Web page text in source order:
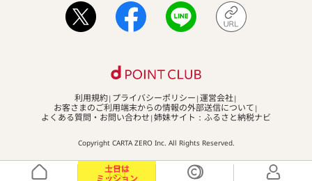
利用規約 プライバシーポリシー 運営会社
お客さまのご利用端末からの情報の外部送信について
よくある質問・お問い合わせ 姉妹サイト：ふるさと納税ナビ
Copyright CARTA ZERO Inc. All Rights Reserved.
土日は
ミッション